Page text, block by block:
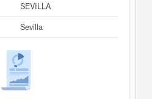
SEVILLA
Sevilla